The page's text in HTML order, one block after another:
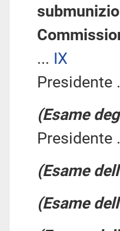
... IX
Presidente
(Esame
Presidente
(Esame
(Esame